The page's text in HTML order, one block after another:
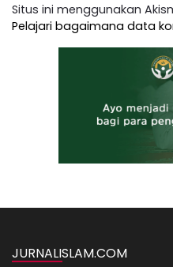
Situs ini menggunakan
Pelajari bagaimana data
JURNALISLAM.COM